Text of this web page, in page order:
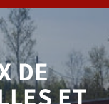
DE
ET